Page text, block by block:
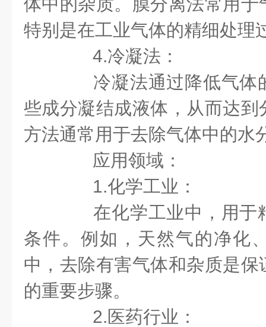
特别是在工业气体的精细处理
4.冷凝法：
冷凝法通过降低气体
些成分凝结成液体，从而达
方法通常用于去除气体中的水
应用领域：
1.化学工业：
在化学工业中，用于
条件。例如，天然气的净化
中，去除有害气体和杂质是
的重要步骤。
2.医药行业：